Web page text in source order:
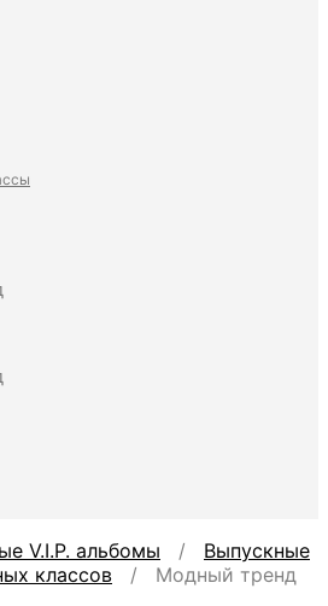
V.I.P. альбомы / Выпускные
классов / Модный тренд